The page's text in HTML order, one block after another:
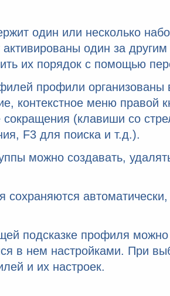
один или несколько
активированы один за
их порядок с помощью
профили организованы
контекстное меню
сокращения (клавиши со
F3 для поиска и т.д.).
можно создавать,
сохраняются
подсказке профиля можно
в нем настройками. При
и их настроек.